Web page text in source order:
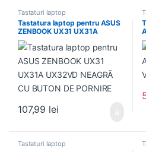
Tastaturi laptop
Tastatura laptop pentru ASUS
ZENBOOK UX31 UX31A
UX32VD NEAGRĂ CU BUTON
DE PORNIRE
107,99 lei
Tastaturi laptop